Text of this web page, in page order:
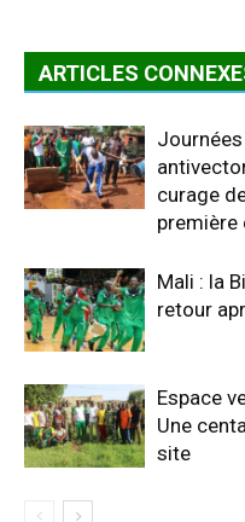
ARTICLES
curage
première
Mali : la
retour
Espace
Une
site